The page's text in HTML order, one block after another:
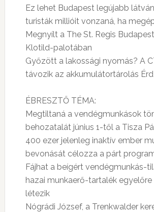
Ez lehet Budapest legújabb
turisták millióit vonzaná, ha
Megnyílt a The St. Regis
Klotild-palotában
Győzött a lakossági nyomás? A
távozik az akkumulátortárolás
ÉBRESZTŐ TÉMA:
Megtiltaná a vendégmunkások
behozatalát június 1-től a Tisza
400 ezer jelenleg inaktív ember
bevonását célozza a párt
Fájhat a beígért vendégmunkás-
hazai munkaerő-tartalék egyelőre
létezik
Nógrádi József, a Trenkwalder